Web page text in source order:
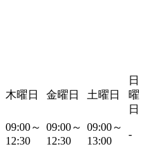
木曜日 金曜日 土曜日
日
曜
日
09:00～
12:30
09:00～
12:30
09:00～
13:00
-